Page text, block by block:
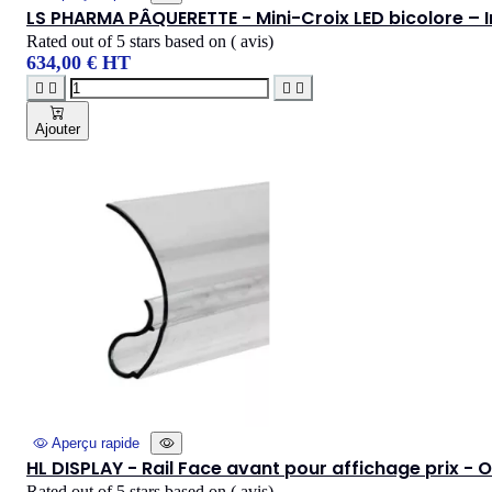
LS PHARMA PÂQUERETTE - Mini-Croix LED bicolore
Rated out of 5 stars based on ( avis)
634,00 € HT
   
Ajouter
Aperçu rapide
HL DISPLAY - Rail Face avant pour affichage prix -